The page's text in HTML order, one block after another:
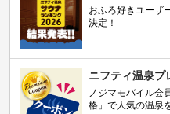
おふろ好きユーザ
決定！
ニフティ温泉プ
ノジマモバイル
格」で人気の温泉